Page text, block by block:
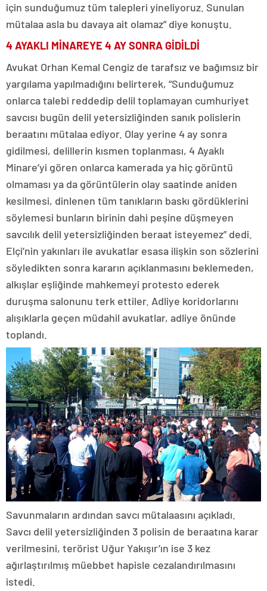
için sunduğumuz tüm talepleri yineliyoruz. Sunulan
mütalaa asla bu davaya ait olamaz” diye konuştu.
4 AYAKLI MİNAREYE 4 AY SONRA GİDİLDİ
Avukat Orhan Kemal Cengiz de tarafsız ve bağımsız bir
yargılama yapılmadığını belirterek, “Sunduğumuz
onlarca talebi reddedip delil toplamayan cumhuriyet
savcısı bugün delil yetersizliğinden sanık polislerin
beraatını mütalaa ediyor. Olay yerine 4 ay sonra
gidilmesi, delillerin kısmen toplanması, 4 Ayaklı
Minare’yi gören onlarca kamerada ya hiç görüntü
olmaması ya da görüntülerin olay saatinde aniden
kesilmesi, dinlenen tüm tanıkların baskı gördüklerini
söylemesi bunların birinin dahi peşine düşmeyen
savcılık delil yetersizliğinden beraat isteyemez” dedi.
Elçi’nin yakınları ile avukatlar esasa ilişkin son sözlerini
söyledikten sonra kararın açıklanmasını beklemeden,
alkışlar eşliğinde mahkemeyi protesto ederek
duruşma salonunu terk ettiler. Adliye koridorlarını
alışıklarla geçen müdahil avukatlar, adliye önünde
toplandı.
Savunmaların ardından savcı mütalaasını açıkladı.
Savcı delil yetersizliğinden 3 polisin de beraatına karar
verilmesini, terörist Uğur Yakışır’ın ise 3 kez
ağırlaştırılmış müebbet hapisle cezalandırılmasını
istedi.